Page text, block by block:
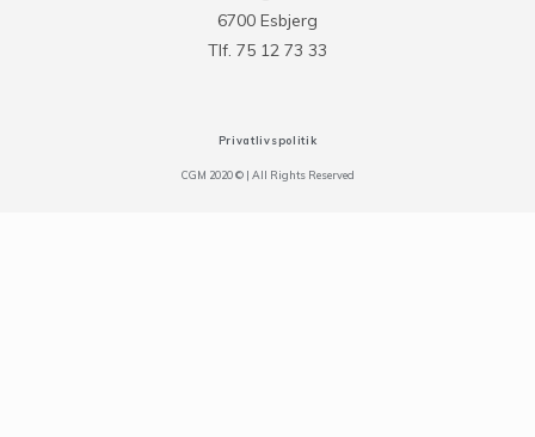
6700 Esbjerg
Tlf. 75 12 73 33
Privatlivspolitik
CGM 2020 ©​ | All Rights Reserved